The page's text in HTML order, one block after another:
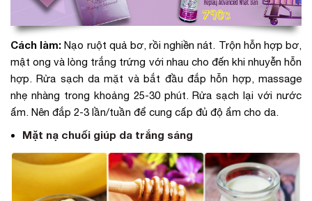
Cách làm: Nạo ruột quả bơ, rồi nghiền nát. Trộn hỗn hợp bơ,
mật ong và lòng trắng trứng với nhau cho đến khi nhuyễn hỗn
hợp. Rửa sạch da mặt và bắt đầu đắp hỗn hợp, massage
nhẹ nhàng trong khoảng 25-30 phút. Rửa sạch lại với nước
ấm. Nên đắp 2-3 lần/tuần để cung cấp đủ độ ẩm cho da.
Mặt nạ chuối giúp da trắng sáng